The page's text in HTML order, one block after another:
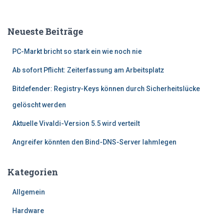
Neueste Beiträge
PC-Markt bricht so stark ein wie noch nie
Ab sofort Pflicht: Zeiterfassung am Arbeitsplatz
Bitdefender: Registry-Keys können durch Sicherheitslücke
gelöscht werden
Aktuelle Vivaldi-Version 5.5 wird verteilt
Angreifer könnten den Bind-DNS-Server lahmlegen
Kategorien
Allgemein
Hardware